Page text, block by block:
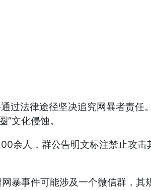
法律途径坚决追究网暴者责任
文化侵蚀。
余人，群公告明文标注禁止攻
暴事件可能涉及一个微信群，